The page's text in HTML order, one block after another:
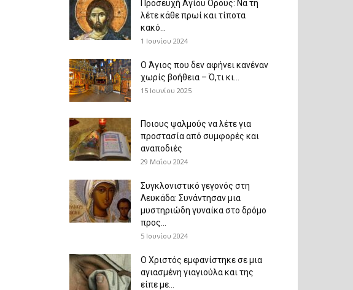
Προσευχή Αγίου Όρους: Να τη
λέτε κάθε πρωί και τίποτα
κακό...
1 Ιουνίου 2024
Ο Άγιος που δεν αφήνει κανέναν
χωρίς βοήθεια – Ό,τι κι...
15 Ιουνίου 2025
Ποιους ψαλμούς να λέτε για
προστασία από συμφορές και
αναποδιές
29 Μαΐου 2024
Συγκλονιστικό γεγονός στη
Λευκάδα: Συνάντησαν μια
μυστηριώδη γυναίκα στο δρόμο
προς...
5 Ιουνίου 2024
Ο Χριστός εμφανίστηκε σε μια
αγιασμένη γιαγιούλα και της
είπε με...